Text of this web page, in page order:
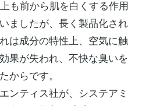
も前から肌を白くする作用
ましたが、長く製品化され
は成分の特性上、空気に触
果が失われ、不快な臭いを
からです。
ンティス社が、システアミ